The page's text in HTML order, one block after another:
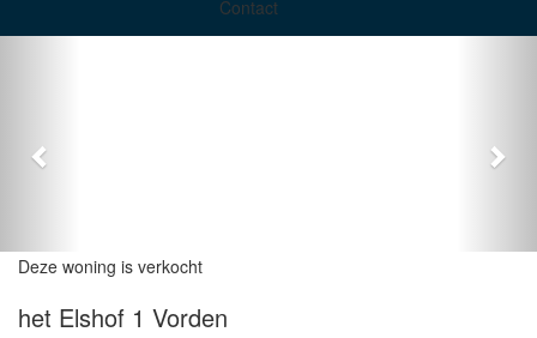
Contact
Deze woning is verkocht
het Elshof 1 Vorden